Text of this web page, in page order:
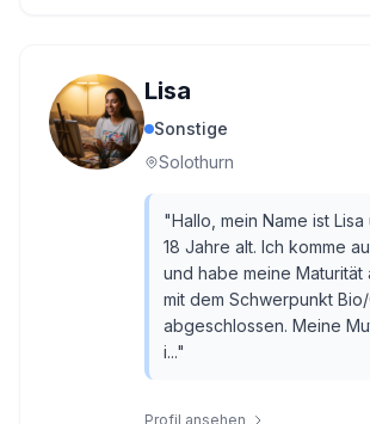
Lisa
Sonstige
Solothurn
"Hallo, mein Name ist
18 Jahre alt. Ich komme
und habe meine Maturität
mit dem Schwerpunkt
abgeschlossen. Meine
i..."
Profil ansehen